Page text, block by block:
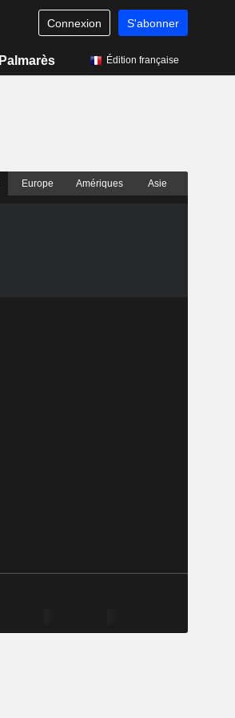
Connexion S'abonner
Palmarès Édition française
Europe Amériques Asie